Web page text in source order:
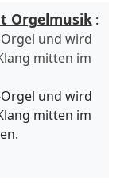
Orgelmusik:
und wird
mitten im
und wird
mitten im